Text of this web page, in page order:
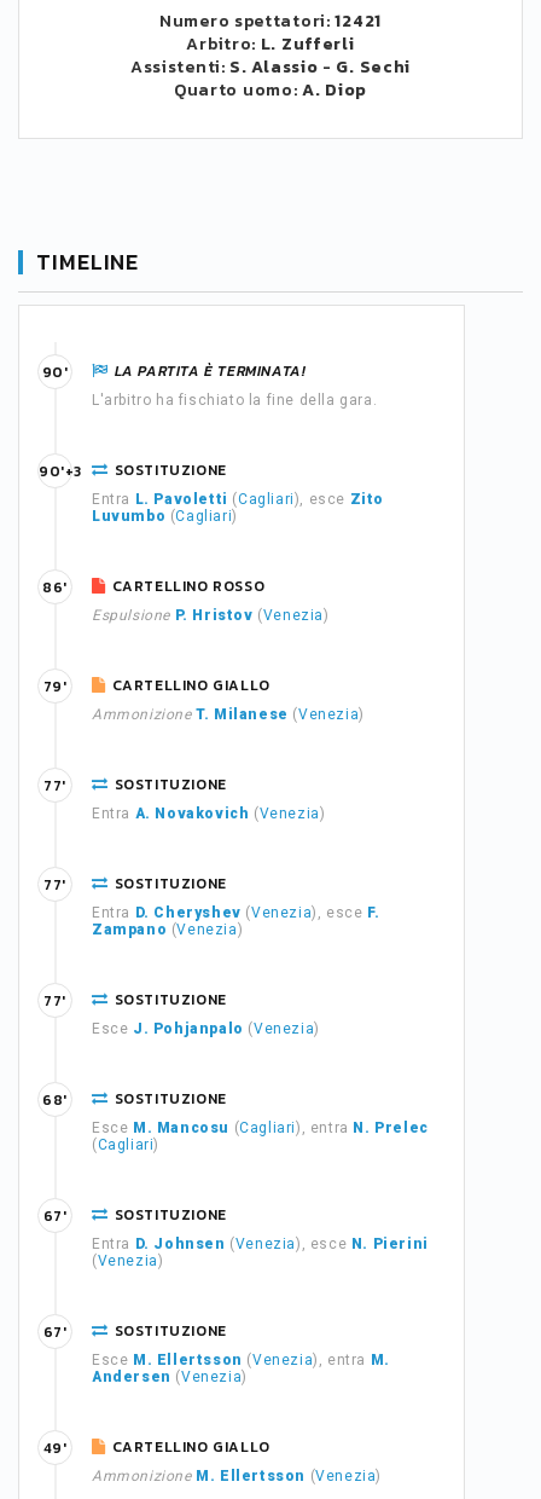
Numero spettatori:12421
Arbitro: L. Zufferli
Assistenti: S. Alassio - G. Sechi
Quarto uomo:A. Diop
TIMELINE
LA PARTITA È TERMINATA!
L'arbitro ha fischiato la fine della gara.
90'
SOSTITUZIONE
Entra L. Pavoletti (Cagliari), esce Zito
Luvumbo (Cagliari)
90'+3
CARTELLINO ROSSO
Espulsione P. Hristov (Venezia)
86'
CARTELLINO GIALLO
Ammonizione T. Milanese (Venezia)
79'
SOSTITUZIONE
Entra A. Novakovich (Venezia)
77'
SOSTITUZIONE
Entra D. Cheryshev (Venezia), esce F.
Zampano (Venezia)
77'
SOSTITUZIONE
Esce J. Pohjanpalo (Venezia)
77'
SOSTITUZIONE
Esce M. Mancosu (Cagliari), entra N. Prelec
(Cagliari)
68'
SOSTITUZIONE
Entra D. Johnsen (Venezia), esce N. Pierini
(Venezia)
67'
SOSTITUZIONE
Esce M. Ellertsson (Venezia), entra
M.
Andersen (Venezia)
67'
CARTELLINO GIALLO
Ammonizione M. Ellertsson (Venezia)
49'